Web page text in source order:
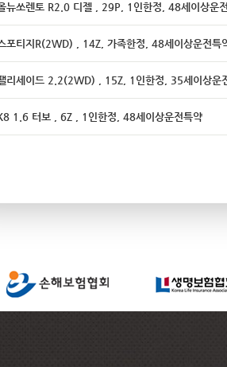
뉴쏘렌토 R2.0 디젤 , 29P, 1인한정, 48세이상운
포티지R(2WD) , 14Z, 가족한정, 48세이상운전특
리세이드 2.2(2WD) , 15Z, 1인한정, 35세이상운
1.6 터보 , 6Z , 1인한정, 48세이상운전특약